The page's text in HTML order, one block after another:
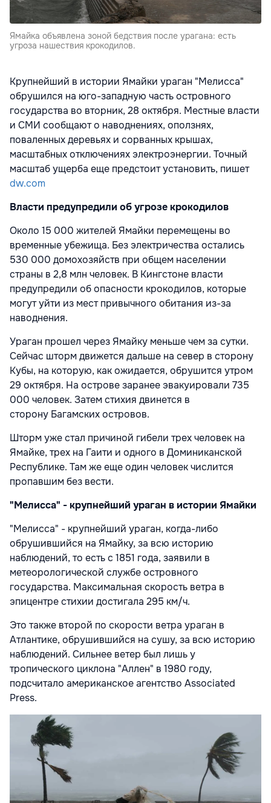
Ямайка объявлена зоной бедствия после урагана: есть
угроза нашествия крокодилов.
Крупнейший в истории Ямайки ураган "Мелисса"
обрушился на юго-западную часть островного
государства во вторник, 28 октября. Местные власти
и СМИ сообщают о наводнениях, оползнях,
поваленных деревьях и сорванных крышах,
масштабных отключениях электроэнергии. Точный
масштаб ущерба еще предстоит установить, пишет
dw.com
Власти предупредили об угрозе крокодилов
Около 15 000 жителей Ямайки перемещены во
временные убежища. Без электричества остались
530 000 домохозяйств при общем населении
страны в 2,8 млн человек. В Кингстоне власти
предупредили об опасности крокодилов, которые
могут уйти из мест привычного обитания из-за
наводнения.
Ураган прошел через Ямайку меньше чем за сутки.
Сейчас шторм движется дальше на север в сторону
Кубы, на которую, как ожидается, обрушится утром
29 октября. На острове заранее эвакуировали 735
000 человек. Затем стихия двинется в
сторону Багамских островов.
Шторм уже стал причиной гибели трех человек на
Ямайке, трех на Гаити и одного в Доминиканской
Республике. Там же еще один человек числится
пропавшим без вести.
"Мелисса" - крупнейший ураган в истории Ямайки
"Мелисса" - крупнейший ураган, когда-либо
обрушившийся на Ямайку, за всю историю
наблюдений, то есть с 1851 года, заявили в
метеорологической службе островного
государства. Максимальная скорость ветра в
эпицентре стихии достигала 295 км/ч.
Это также второй по скорости ветра ураган в
Атлантике, обрушившийся на сушу, за всю историю
наблюдений. Сильнее ветер был лишь у
тропического циклона "Аллен" в 1980 году,
подсчитало американское агентство Associated
Press.